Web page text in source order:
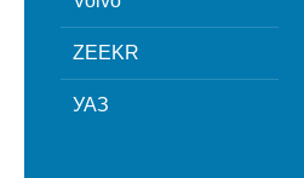
ZEEKR
УАЗ